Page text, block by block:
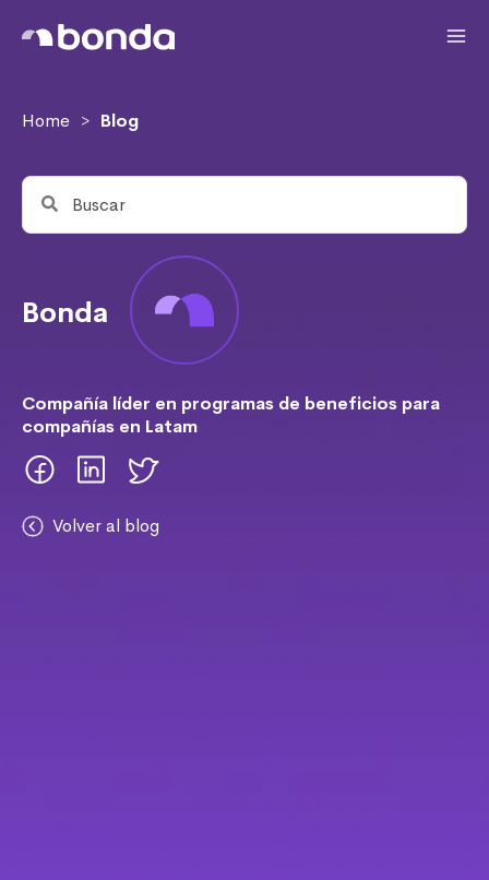
Home > Blog
Bonda
Compañía líder en programas de beneficios para
compañías en Latam
Volver al blog